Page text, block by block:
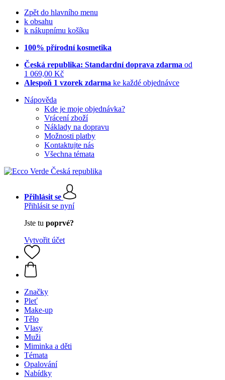
Zpět do hlavního menu
k obsahu
k nákupnímu košíku
100% přírodní kosmetika
Česká republika: Standardní doprava zdarma od
1 069,00 Kč
Alespoň 1 vzorek zdarma ke každé objednávce
Nápověda
Kde je moje objednávka?
Vrácení zboží
Náklady na dopravu
Možnosti platby
Kontaktujte nás
Všechna témata
Přihlásit se
Přihlásit se nyní
Jste tu poprvé?
Vytvořit účet
Značky
Pleť
Make-up
Tělo
Vlasy
Muži
Miminka a děti
Témata
Opalování
Nabídky